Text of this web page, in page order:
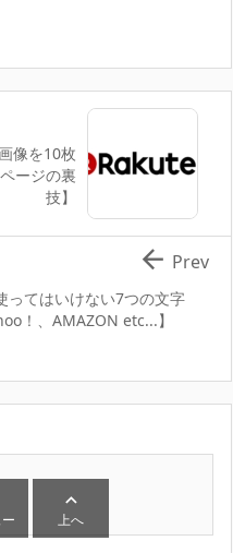
像を10枚
ージの裏
技】
ってはいけない7つの文字
！、AMAZON etc...】
 Prev

上へ